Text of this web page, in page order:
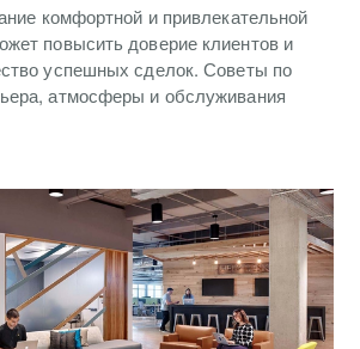
комфортной и привлекательной
повысить доверие клиентов и
успешных сделок. Советы по
атмосферы и обслуживания